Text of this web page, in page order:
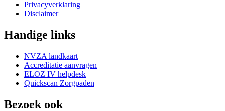
Privacyverklaring
Disclaimer
Handige links
NVZA landkaart
Accreditatie aanvragen
ELOZ IV helpdesk
Quickscan Zorgpaden
Bezoek ook